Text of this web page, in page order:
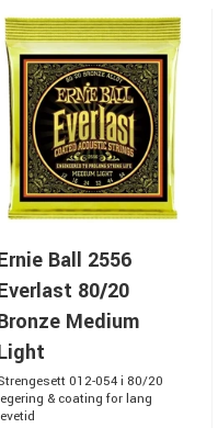
Ball 2556
80/20
Medium
012-054 i 80/20
& coating for lang